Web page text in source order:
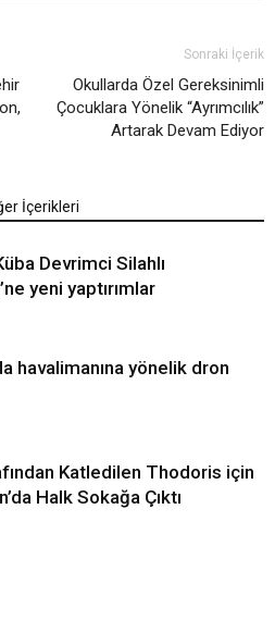
Sonraki İçerik
Okullarda Özel Gereksinimli
Çocuklara Yönelik “Ayrımcılık”
Artarak Devam Ediyor
İçerikleri
Devrimci Silahlı
yeni yaptırımlar
havalimanına yönelik dron
Katledilen Thodoris için
Halk Sokağa Çıktı